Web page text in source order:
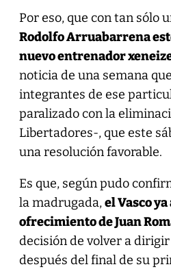
Por eso, que con tan sólo
Rodolfo Arruabarrena
nuevo entrenador
noticia de una semana
integrantes de ese
paralizado con la
Libertadores-, que este
una resolución favorable.
Es que, según pudo
la madrugada,el Vasco
ofrecimiento de Juan
decisión de volver a dirigir
después del final de su